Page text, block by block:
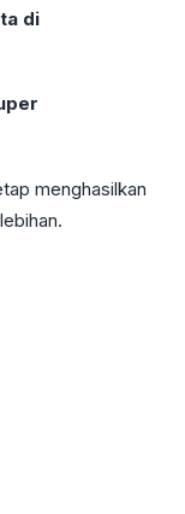
di
menghasilkan